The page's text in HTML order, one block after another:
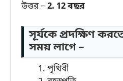
উত্তর – 2. 12 বছর
সূর্যকে প্রদক্ষিণ
সময় লাগে –
পৃথিবী